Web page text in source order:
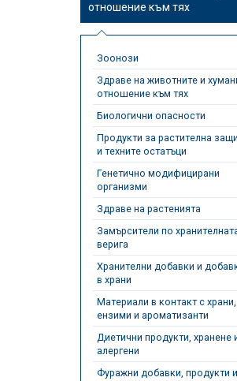
отношение към тях
Зоонози
Здраве на животните и
отношение към тях
Биологични опасности
Продукти за растителна
и техните остатъци
Генетично модифицирани
организми
Здраве на растенията
Замърсители по
верига
Хранителни добавки и
в храни
Материали в контакт с храни,
ензими и ароматизанти
Диетични продукти, хранене
алергени
Фуражни добавки, продукти и